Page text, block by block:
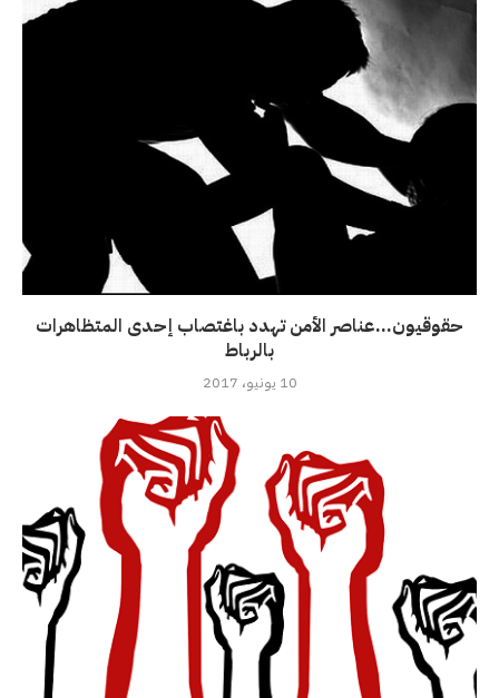
حقوقيون…عناصر الأمن تهدد باغتصاب إحدى المتظاهرات
بالرباط
10 يونيو، 2017